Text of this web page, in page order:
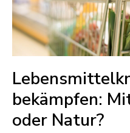
bekämpfen:
oder Natur?